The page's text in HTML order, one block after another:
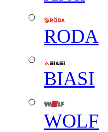
RODA
BIASI
WOLF